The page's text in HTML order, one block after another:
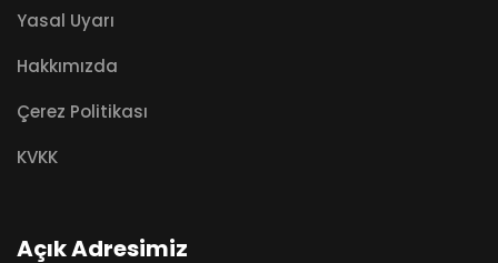
Yasal Uyarı
Hakkımızda
Çerez Politikası
KVKK
Açık Adresimiz